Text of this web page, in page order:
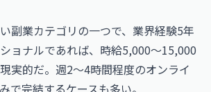
副業カテゴリの一つで、業界経験5年
ョナルであれば、時給5,000〜15,000
実的だ。週2〜4時間程度のオンライ
で完結するケースも多い。